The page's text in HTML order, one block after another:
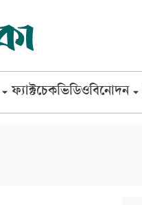
ফ্যাক্টচেকভিডিওবিনোদন